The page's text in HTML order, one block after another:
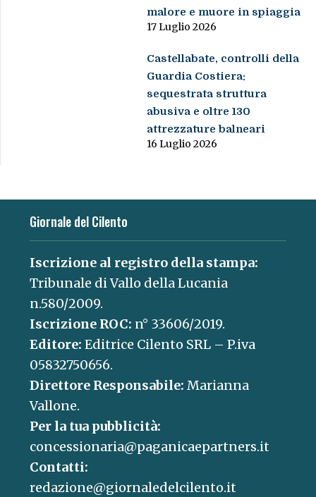
malore e muore in spiaggia
17 Luglio 2026
Castellabate, controlli della
Guardia Costiera:
sequestrata struttura
abusiva e oltre 130
attrezzature balneari
16 Luglio 2026
Giornale del Cilento
Iscrizione al registro della stampa:
Tribunale di Vallo della Lucania
n.580/2009.
Iscrizione ROC: n° 33606/2019.
Editore: Editrice Cilento SRL – P.iva
05832750656.
Direttore Responsabile: Marianna
Vallone.
Per la tua pubblicità:
concessionaria@paganicaepartners.it
Contatti:
redazione@giornaledelcilento.it